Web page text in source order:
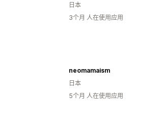
日本
3个月 人在使用应用
neomamaism
日本
5个月 人在使用应用